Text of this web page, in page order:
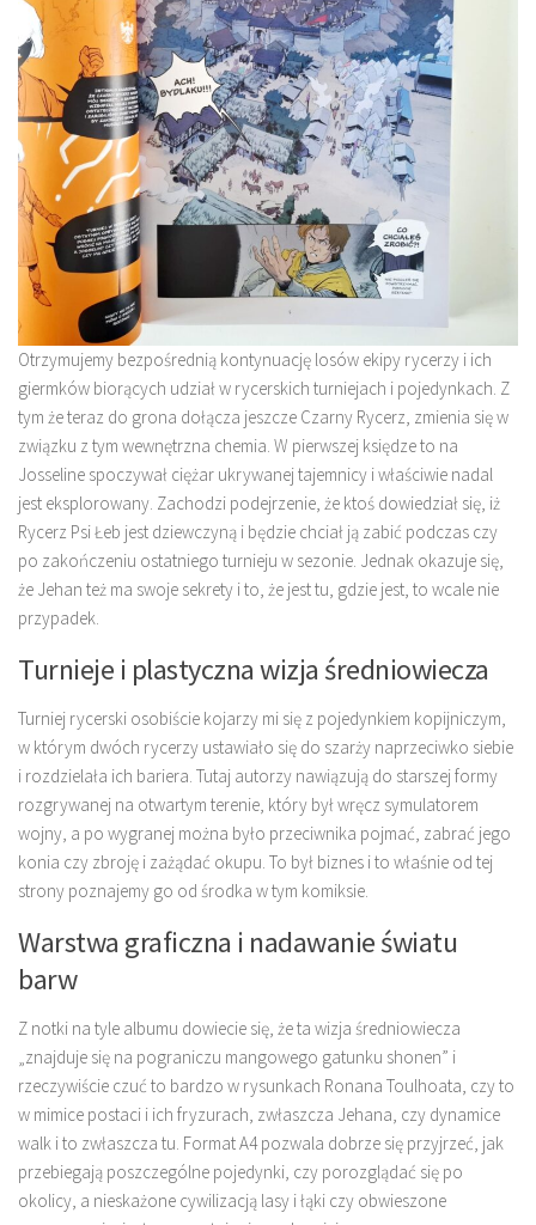
Otrzymujemy bezpośrednią kontynuację losów ekipy rycerzy i ich
giermków biorących udział w rycerskich turniejach i pojedynkach. Z
tym że teraz do grona dołącza jeszcze Czarny Rycerz, zmienia się w
związku z tym wewnętrzna chemia. W pierwszej księdze to na
Josseline spoczywał ciężar ukrywanej tajemnicy i właściwie nadal
jest eksplorowany. Zachodzi podejrzenie, że ktoś dowiedział się, iż
Rycerz Psi Łeb jest dziewczyną i będzie chciał ją zabić podczas czy
po zakończeniu ostatniego turnieju w sezonie. Jednak okazuje się,
że Jehan też ma swoje sekrety i to, że jest tu, gdzie jest, to wcale nie
przypadek.
Turnieje i plastyczna wizja średniowiecza
Turniej rycerski osobiście kojarzy mi się z pojedynkiem kopijniczym,
w którym dwóch rycerzy ustawiało się do szarży naprzeciwko siebie
i rozdzielała ich bariera. Tutaj autorzy nawiązują do starszej formy
rozgrywanej na otwartym terenie, który był wręcz symulatorem
wojny, a po wygranej można było przeciwnika pojmać, zabrać jego
konia czy zbroję i zażądać okupu. To był biznes i to właśnie od tej
strony poznajemy go od środka w tym komiksie.
Warstwa graficzna i nadawanie światu
barw
Z notki na tyle albumu dowiecie się, że ta wizja średniowiecza
„znajduje się na pograniczu mangowego gatunku shonen” i
rzeczywiście czuć to bardzo w rysunkach Ronana Toulhoata, czy to
w mimice postaci i ich fryzurach, zwłaszcza Jehana, czy dynamice
walk i to zwłaszcza tu. Format A4 pozwala dobrze się przyjrzeć, jak
przebiegają poszczególne pojedynki, czy porozglądać się po
okolicy, a nieskażone cywilizacją lasy i łąki czy obwieszone